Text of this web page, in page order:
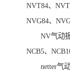
NVT84、
NVG84、
NV气动振
NCB5、
netter气动